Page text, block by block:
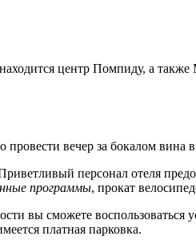
центр Помпиду, а
вечер за бокалом вина
персонал отеля
программы, прокат
вы сможете воспользоваться
платная парковка.